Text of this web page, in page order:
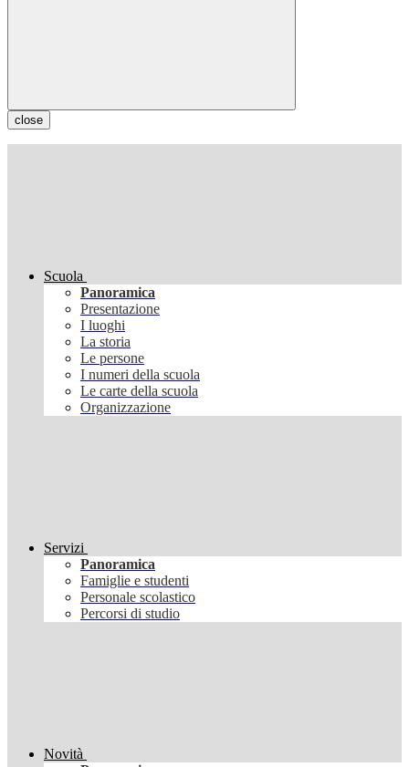
close
Scuola
Panoramica
Presentazione
I luoghi
La storia
Le persone
I numeri della scuola
Le carte della scuola
Organizzazione
Servizi
Panoramica
Famiglie e studenti
Personale scolastico
Percorsi di studio
Novità